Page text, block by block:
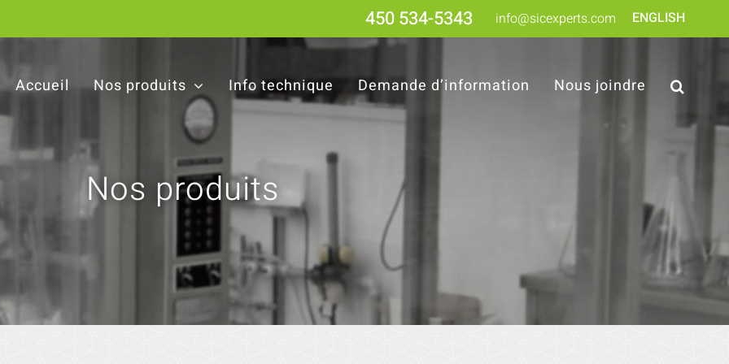
ENGLISH
450 534-5343 info@sicexperts.com
Accueil Nos produits Info technique Demande d’information Nous joindre
Nos produits